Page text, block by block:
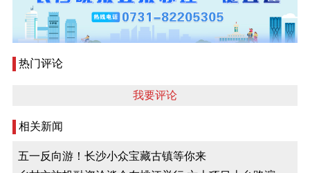
热门评论
我要评论
相关新闻
五一反向游！长沙小众宝藏古镇等你来